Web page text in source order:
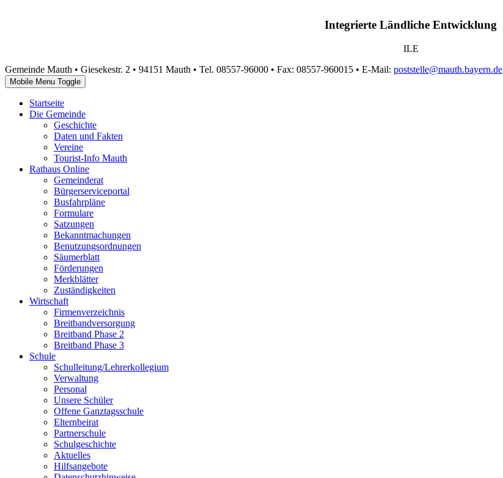
Integrierte Ländliche Entwicklung
ILE
Gemeinde Mauth • Giesekestr. 2 • 94151 Mauth • Tel. 08557-96000 • Fax: 08557-960015 • E-Mail: poststelle@mauth.bayern.de
Mobile Menu Toggle
Startseite
Die Gemeinde
Geschichte
Daten und Fakten
Vereine
Tourist-Info Mauth
Rathaus Online
Gemeinderat
Bürgerserviceportal
Busfahrpläne
Formulare
Satzungen
Bekanntmachungen
Benutzungsordnungen
Säumerblatt
Förderungen
Merkblätter
Zuständigkeiten
Wirtschaft
Firmenverzeichnis
Breitbandversorgung
Breitband Phase 2
Breitband Phase 3
Schule
Schulleitung/Lehrerkollegium
Verwaltung
Personal
Unsere Schüler
Offene Ganztagsschule
Elternbeirat
Partnerschule
Schulgeschichte
Aktuelles
Hilfsangebote